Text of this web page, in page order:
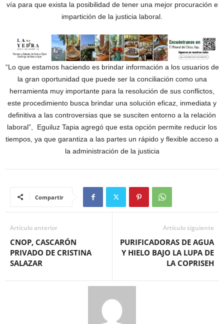
vía para que exista la posibilidad de tener una mejor procuración e
impartición de la justicia laboral.
“Lo que estamos haciendo es brindar información a los usuarios de
la gran oportunidad que puede ser la conciliación como una
herramienta muy importante para la resolución de sus conflictos,
este procedimiento busca brindar una solución eficaz, inmediata y
definitiva a las controversias que se susciten entorno a la relación
laboral”, Eguiluz Tapia agregó que esta opción permite reducir los
tiempos, ya que garantiza a las partes un rápido y flexible acceso a
la administración de la justicia
Compartir
Artículo anterior
CNOP, CASCARÓN
PRIVADO DE CRISTINA
SALAZAR
Artículo siguiente
PURIFICADORAS DE AGUA
Y HIELO BAJO LA LUPA DE
LA COPRISEH